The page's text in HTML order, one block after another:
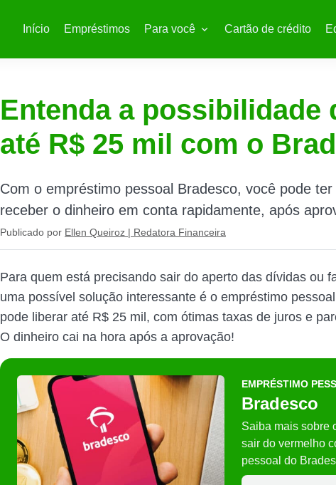
Início Empréstimos Para você Cartão de crédito
Entenda a possibilidade
até R$ 25 mil com o
Com o empréstimo pessoal Bradesco, você pode
receber o dinheiro em conta rapidamente, após
Publicado por Ellen Queiroz | Redatora Financeira
Para quem está precisando sair do aperto das dívidas ou
uma possível solução interessante é o empréstimo
pode liberar até R$ 25 mil, com ótimas taxas de juros e
O dinheiro cai na hora após a aprovação!
EMPRÉSTIMO
Bradesco
Saiba mais sobre
sair do vermelho
pessoal do